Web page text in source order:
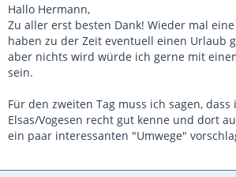
Hallo Hermann,
Zu aller erst besten Dank! Wieder mal
haben zu der Zeit eventuell einen Urlaub
aber nichts wird würde ich gerne mit
sein.
Für den zweiten Tag muss ich sagen, dass
Elsas/Vogesen recht gut kenne und dort
ein paar interessanten "Umwege"